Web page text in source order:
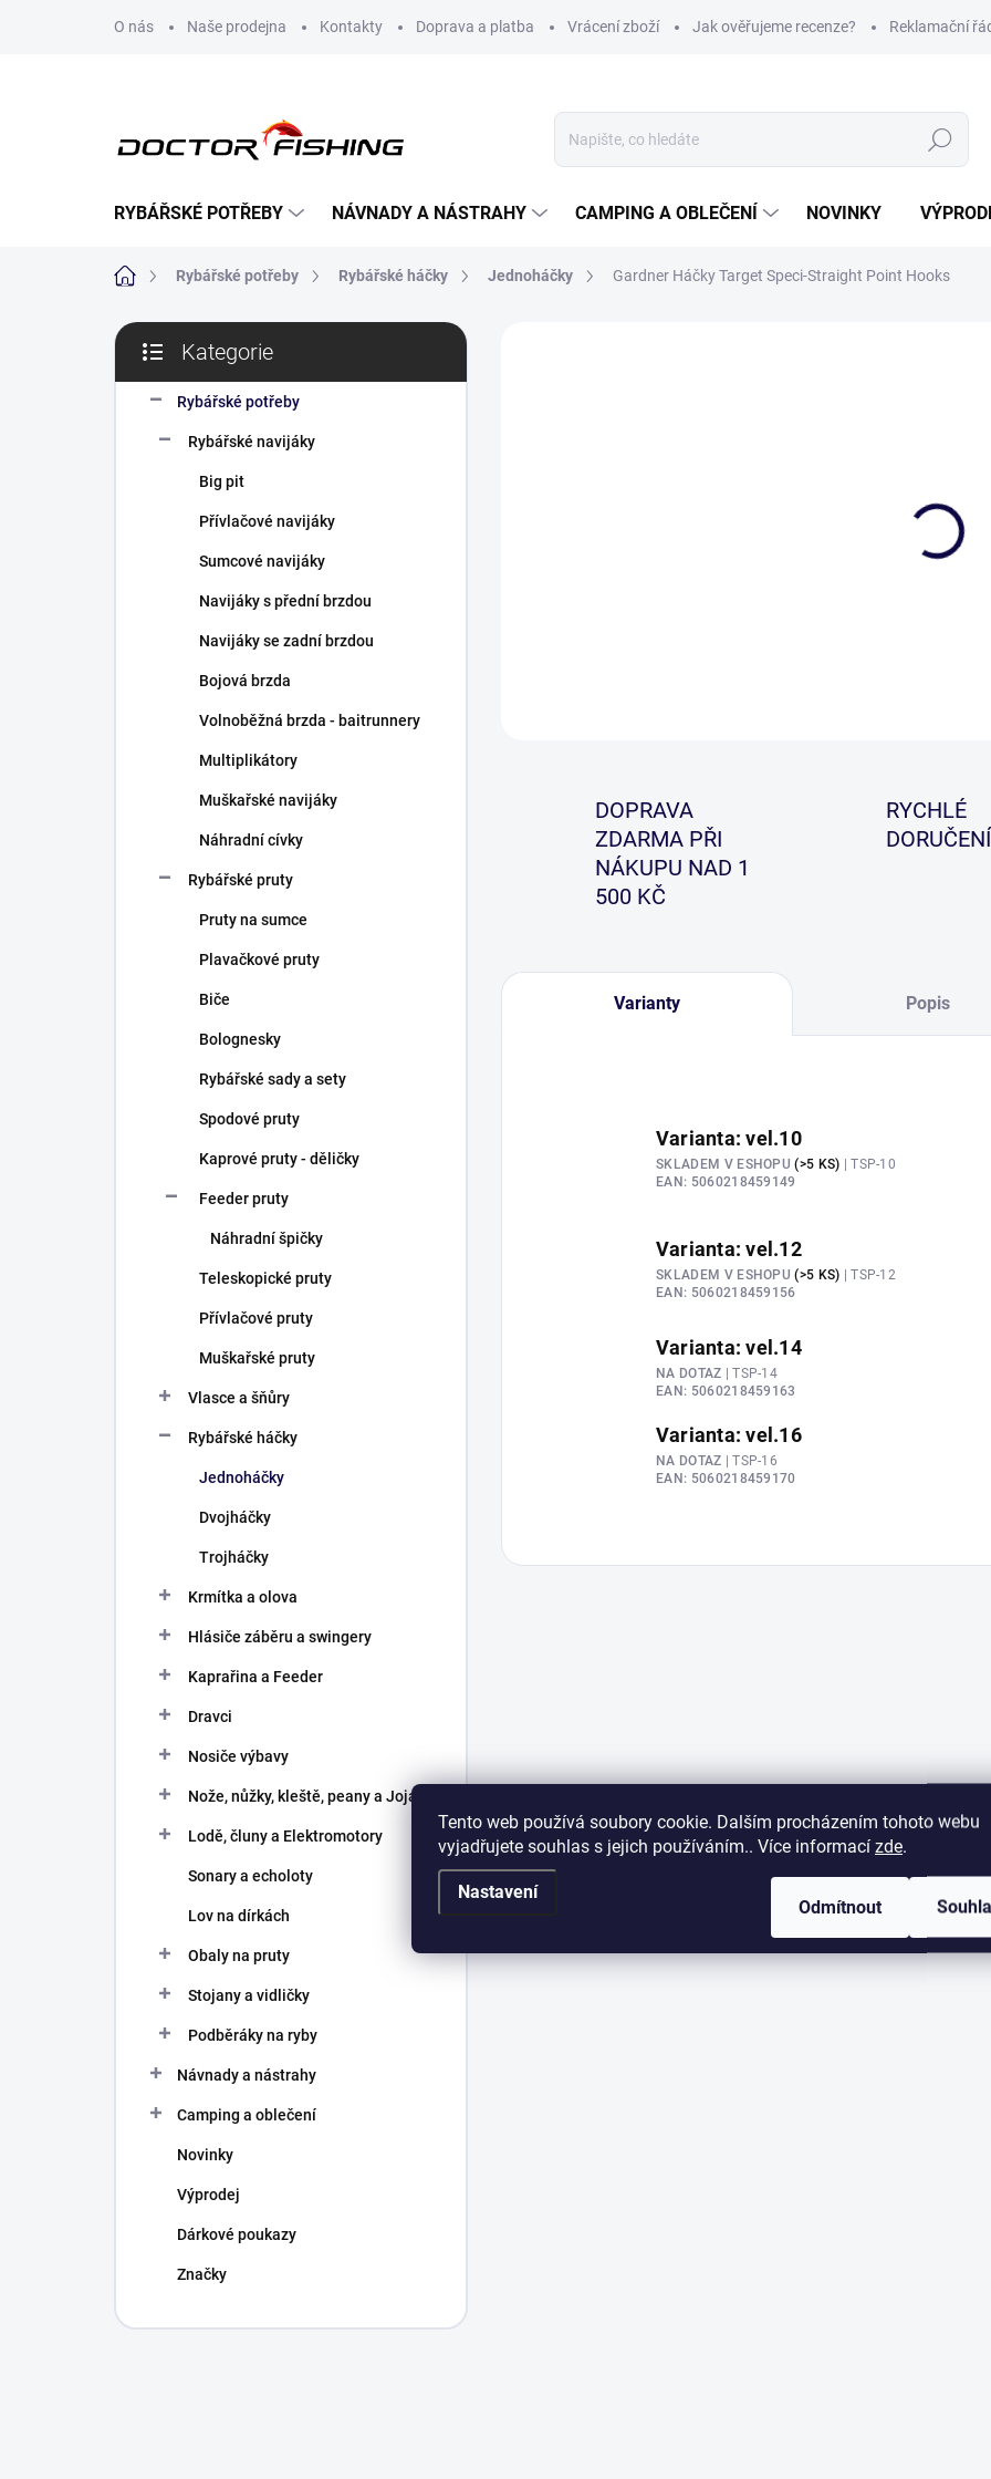
Tento web používá soubory cookie. Dalším procházením tohoto webu
vyjadřujete souhlas s jejich používáním.. Více informací zde.
Nastavení
Odmítnout
O nás Naše prodejna Kontakty Doprava a platba Vrácení zboží Jak ověřujeme recenze? Reklamační
Hledat
RYBÁŘSKÉ POTŘEBY NÁVNADY A NÁSTRAHY CAMPING A OBLEČENÍ NOVINKY
Domů Rybářské potřeby Rybářské háčky Jednoháčky Gardner Háčky Target Speci-Straight Point Hooks
P
s
kategorie
Kategorie
Rybářské potřeby
Rybářské navijáky
Big pit
Přívlačové navijáky
Sumcové navijáky
Navijáky s přední brzdou
Navijáky se zadní brzdou
Bojová brzda
Volnoběžná brzda - baitrunnery
Multiplikátory
Muškařské navijáky
Náhradní cívky
Rybářské pruty
Pruty na sumce
Plavačkové pruty
Biče
Bolognesky
Rybářské sady a sety
Spodové pruty
Kaprové pruty - děličky
Feeder pruty
Náhradní špičky
Teleskopické pruty
Přívlačové pruty
Muškařské pruty
Vlasce a šňůry
Rybářské háčky
Jednoháčky
Dvojháčky
Trojháčky
Krmítka a olova
Hlásiče záběru a swingery
Kaprařina a Feeder
Dravci
Nosiče výbavy
Nože, nůžky, kleště, peany a Joja
Lodě, čluny a Elektromotory
Sonary a echoloty
Lov na dírkách
Obaly na pruty
Stojany a vidličky
Podběráky na ryby
Návnady a nástrahy
Camping a oblečení
Novinky
Výprodej
Dárkové poukazy
Značky
DOPRAVA
ZDARMA PŘI
NÁKUPU NAD 1
500 KČ
RYCHLÉ
DORUČENÍ
Varianty Popis
Varianta: vel.10
SKLADEM V ESHOPU(>5 KS) | TSP-10
EAN: 5060218459149
Varianta: vel.12
SKLADEM V ESHOPU(>5 KS) | TSP-12
EAN: 5060218459156
Varianta: vel.14
NA DOTAZ
| TSP-14
EAN: 5060218459163
Varianta: vel.16
NA DOTAZ
| TSP-16
EAN: 5060218459170